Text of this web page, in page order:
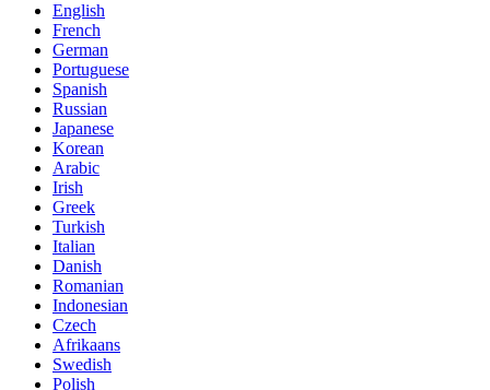
English
French
German
Portuguese
Spanish
Russian
Japanese
Korean
Arabic
Irish
Greek
Turkish
Italian
Danish
Romanian
Indonesian
Czech
Afrikaans
Swedish
Polish